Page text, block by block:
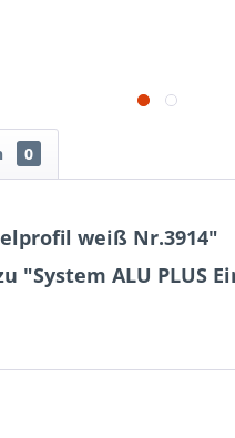
0
weiß Nr.3914"
"System ALU PLUS